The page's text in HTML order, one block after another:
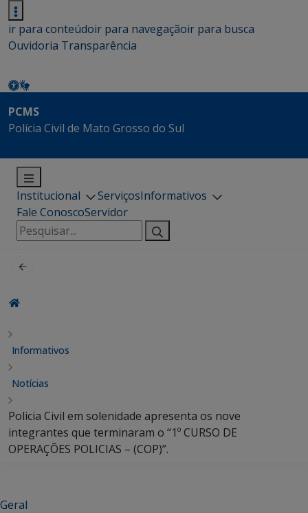
ir para conteúdoir para navegaçãoir para busca
Ouvidoria Transparência
PCMS
Polícia Civil de Mato Grosso do Sul
Institucional ServiçosInformativos
Fale ConoscoServidor
Pesquisar
por:
Informativos
Notícias
Policia Civil em solenidade apresenta os nove
integrantes que terminaram o “1º CURSO DE
OPERAÇÕES POLICIAS – (COP)”.
Geral